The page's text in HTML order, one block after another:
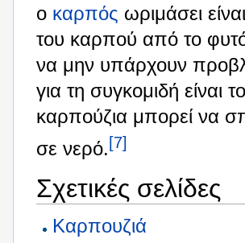
ο καρπός ωριμάσει
του καρπού από το φυτό
να μην υπάρχουν
για τη συγκομιδή είναι
καρπούζια μπορεί να
σε νερό. [7]
Σχετικές σελίδες
Καρπουζιά